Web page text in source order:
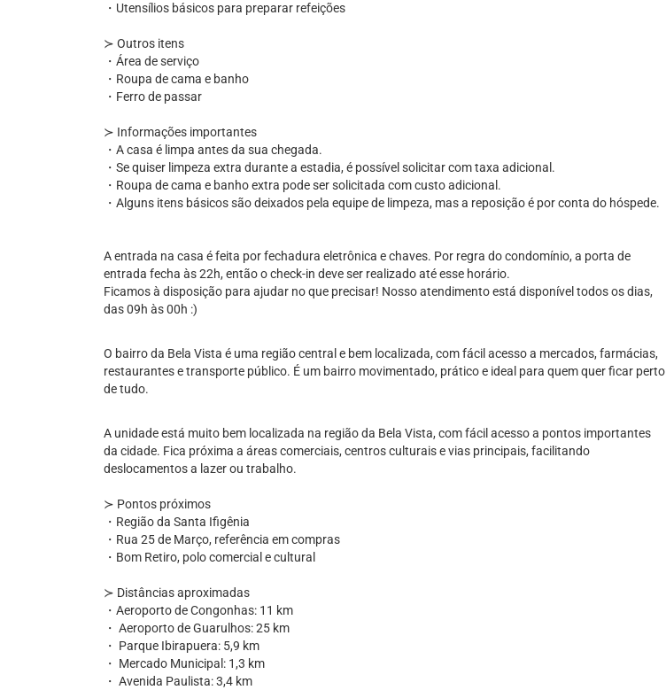
・Utensílios básicos para preparar refeições
≻ Outros itens
・Área de serviço
・Roupa de cama e banho
・Ferro de passar
≻ Informações importantes
・A casa é limpa antes da sua chegada.
・Se quiser limpeza extra durante a estadia, é possível solicitar com taxa adicional.
・Roupa de cama e banho extra pode ser solicitada com custo adicional.
・Alguns itens básicos são deixados pela equipe de limpeza, mas a reposição é por conta do hóspede.
A entrada na casa é feita por fechadura eletrônica e chaves. Por regra do condomínio, a porta de
entrada fecha às 22h, então o check-in deve ser realizado até esse horário.
Ficamos à disposição para ajudar no que precisar! Nosso atendimento está disponível todos os dias,
das 09h às 00h :)
O bairro da Bela Vista é uma região central e bem localizada, com fácil acesso a mercados, farmácias,
restaurantes e transporte público. É um bairro movimentado, prático e ideal para quem quer ficar perto
de tudo.
A unidade está muito bem localizada na região da Bela Vista, com fácil acesso a pontos importantes
da cidade. Fica próxima a áreas comerciais, centros culturais e vias principais, facilitando
deslocamentos a lazer ou trabalho.
≻ Pontos próximos
・Região da Santa Ifigênia
・Rua 25 de Março, referência em compras
・Bom Retiro, polo comercial e cultural
≻ Distâncias aproximadas
・Aeroporto de Congonhas: 11 km
・ Aeroporto de Guarulhos: 25 km
・ Parque Ibirapuera: 5,9 km
・ Mercado Municipal: 1,3 km
・ Avenida Paulista: 3,4 km